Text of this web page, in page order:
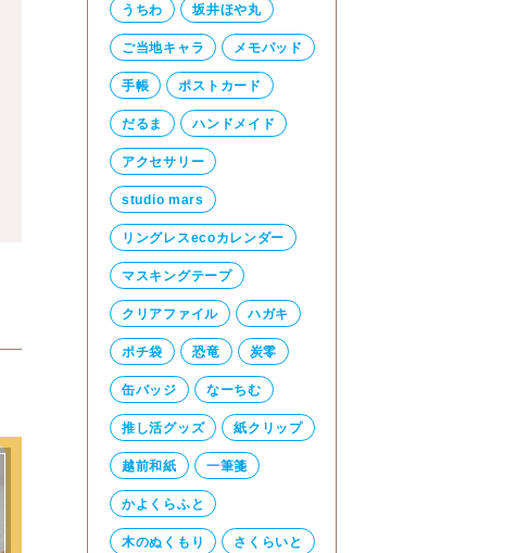
うちわ 坂井ほや丸
ご当地キャラ メモパッド
手帳 ポストカード
だるま ハンドメイド
アクセサリー
studio mars
リングレスecoカレンダー
マスキングテープ
クリアファイル ハガキ
ポチ袋 恐竜 炭零
缶バッジ なーちむ
推し活グッズ 紙クリップ
越前和紙 一筆箋
かよくらふと
木のぬくもり さくらいと